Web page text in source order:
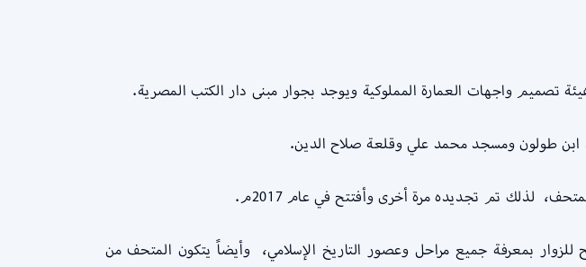
ابن طولون ومسجد محمد علي وقلعة صلاح الدين.
بمعرفة جميع مراحل وعصور التاريخ الإسلامي، وأيضاً يتكون المتحف من